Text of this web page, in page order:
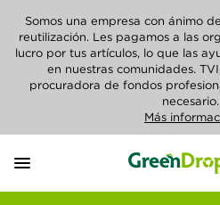
Somos una empresa con ánimo
reutilización. Les pagamos a las
lucro por tus artículos, lo que las
en nuestras comunidades.
procuradora de fondos
necesario.
Más